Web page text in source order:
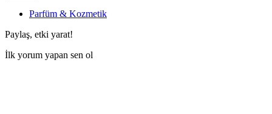
Parfüm & Kozmetik
Paylaş, etki yarat!
İlk yorum yapan sen ol